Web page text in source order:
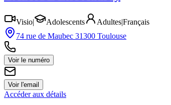
Visio| Adolescents Adultes|Français
74 rue de Maubec 31300 Toulouse
Voir le numéro
Voir l'email
Accéder aux détails